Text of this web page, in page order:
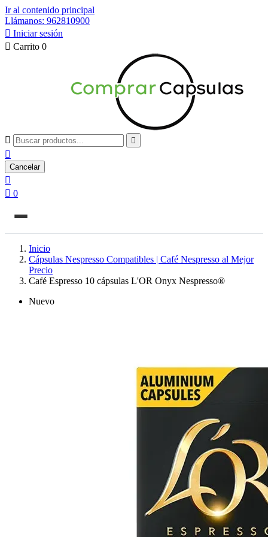
Ir al contenido principal
Llámanos: 962810900
 Iniciar sesión
 Carrito 0
 

Cancelar

 0
Inicio
Cápsulas Nespresso Compatibles | Café Nespresso al Mejor
Precio
Café Espresso 10 cápsulas L'OR Onyx Nespresso®
Nuevo